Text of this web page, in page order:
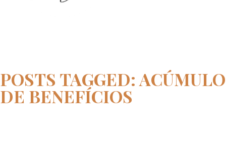
POSTS TAGGED: ACÚMULO
DE BENEFÍCIOS